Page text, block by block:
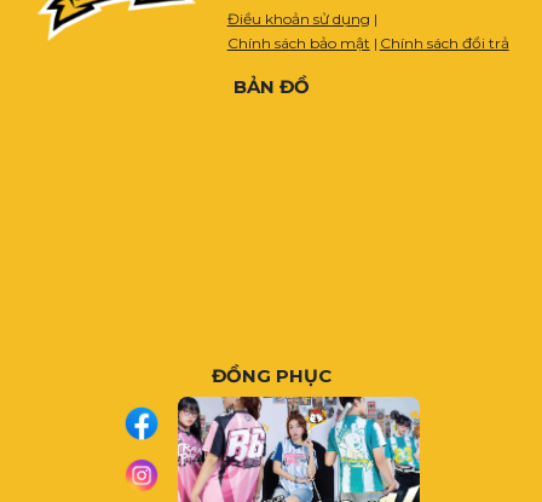
Điều khoản sử dụng |
Chính sách bảo mật | Chính sách đổi trả
BẢN ĐỒ
ĐỒNG PHỤC